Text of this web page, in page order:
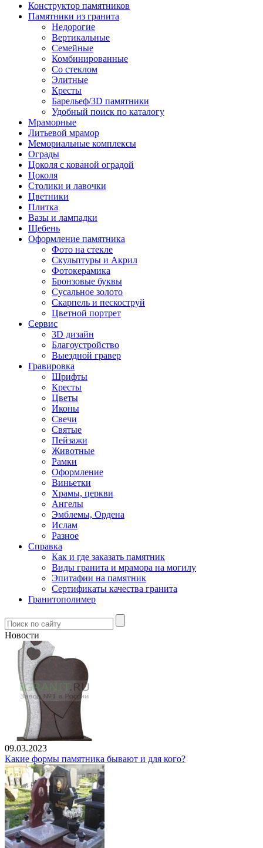
Конструктор памятников
Памятники из гранита
Недорогие
Вертикальные
Семейные
Комбинированные
Со стеклом
Элитные
Кресты
Барельеф/3D памятники
Удобный поиск по каталогу
Мраморные
Литьевой мрамор
Мемориальные комплексы
Ограды
Цоколя с кованой оградой
Цоколя
Столики и лавочки
Цветники
Плитка
Вазы и лампадки
Щебень
Оформление памятника
Фото на стекле
Скульптуры и Акрил
Фотокерамика
Бронзовые буквы
Сусальное золото
Скарпель и пескоструй
Цветной портрет
Сервис
3D дизайн
Благоустройство
Выездной гравер
Гравировка
Шрифты
Кресты
Цветы
Иконы
Свечи
Святые
Пейзажи
Животные
Рамки
Оформление
Виньетки
Храмы, церкви
Ангелы
Эмблемы, Ордена
Ислам
Разное
Справка
Как и где заказать памятник
Виды гранита и мрамора на могилу
Эпитафии на памятник
Сертификаты качества гранита
Гранитополимер
Новости
09.03.2023
Какие формы памятника бывают и для кого?